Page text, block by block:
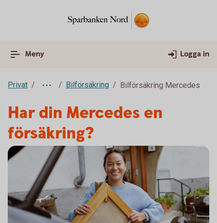
Meny Logga in
Privat Bilförsäkring Bilförsäkring Mercedes
Har din Mercedes en
försäkring?